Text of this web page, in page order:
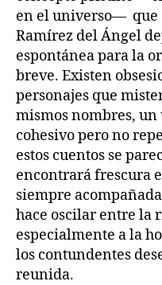
en el universo— que
Ramírez del Ángel
espontánea para la
breve. Existen
personajes que
mismos nombres,
cohesivo pero no
estos cuentos se
encontrará frescura
siempre
hace oscilar entre la
especialmente a la
los contundentes
reunida.